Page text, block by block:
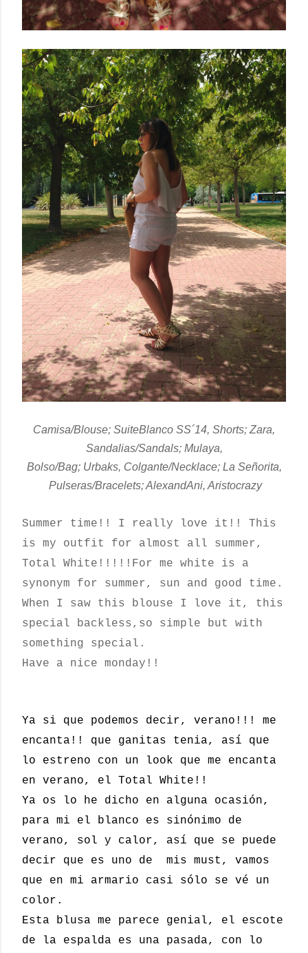
Camisa/Blouse; SuiteBlanco SS´14, Shorts; Zara,
Sandalias/Sandals; Mulaya,
Bolso/Bag; Urbaks, Colgante/Necklace; La Señorita,
Pulseras/Bracelets; AlexandAni, Aristocrazy
Summer time!! I really love it!! This
is my outfit for almost all summer,
Total White!!!!! For me white is
a
synonym for
summer, sun and good time.
When I saw this blouse I love it, this
special backless,so simple but with
something special.
Have a nice monday!!
Ya si que podemos decir, verano!!! me
encanta!! que ganitas tenia, así que
lo estreno con un look que me encanta
en verano, el Total White!!
Ya os lo he dicho en alguna ocasión,
para mi el blanco es sinónimo de
verano, sol y calor, así que se puede
decir que es uno de mis must, vamos
que en mi armario casi sólo se vé un
color.
Esta blusa me parece genial, el escote
de la espalda es una pasada, con lo